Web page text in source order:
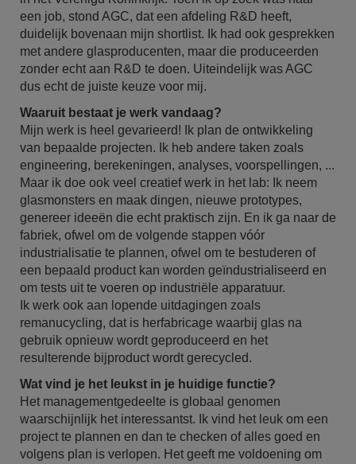
een job, stond AGC, dat een afdeling R&D heeft,
duidelijk bovenaan mijn shortlist. Ik had ook gesprekken
met andere glasproducenten, maar die produceerden
zonder echt aan R&D te doen. Uiteindelijk was AGC
dus echt de juiste keuze voor mij.
Waaruit bestaat je werk vandaag?
Mijn werk is heel gevarieerd! Ik plan de ontwikkeling
van bepaalde projecten. Ik heb andere taken zoals
engineering, berekeningen, analyses, voorspellingen, ...
Maar ik doe ook veel creatief werk in het lab: Ik neem
glasmonsters en maak dingen, nieuwe prototypes,
genereer ideeën die echt praktisch zijn. En ik ga naar de
fabriek, ofwel om de volgende stappen vóór
industrialisatie te plannen, ofwel om te bestuderen of
een bepaald product kan worden geïndustrialiseerd en
om tests uit te voeren op industriële apparatuur.
Ik werk ook aan lopende uitdagingen zoals
remanucycling, dat is herfabricage waarbij glas na
gebruik opnieuw wordt geproduceerd en het
resulterende bijproduct wordt gerecycled.
Wat vind je het leukst in je huidige functie?
Het managementgedeelte is globaal genomen
waarschijnlijk het interessantst. Ik vind het leuk om een
project te plannen en dan te checken of alles goed en
volgens plan is verlopen. Het geeft me voldoening om